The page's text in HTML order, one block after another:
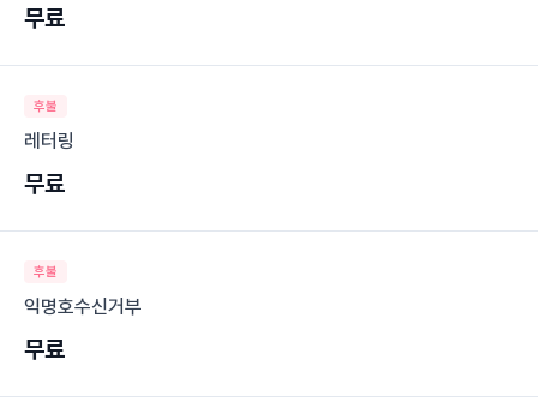
무료
후불
레터링
무료
후불
익명호수신거부
무료